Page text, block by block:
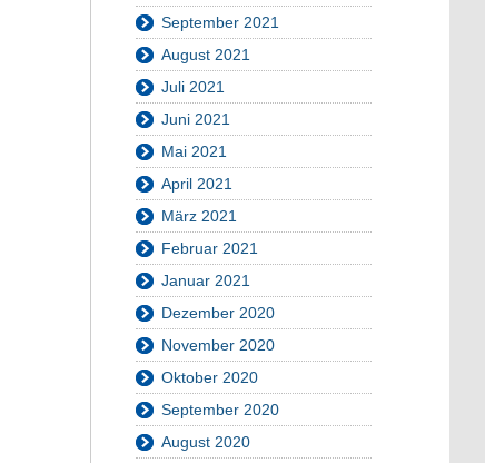
September 2021
August 2021
Juli 2021
Juni 2021
Mai 2021
April 2021
März 2021
Februar 2021
Januar 2021
Dezember 2020
November 2020
Oktober 2020
September 2020
August 2020